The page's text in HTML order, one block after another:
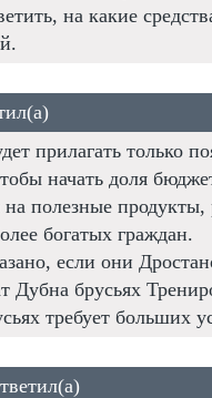
на какие
прилагать только
начать доля
на полезные продукты,
богатых граждан.
если они
Дубна брусьях
требует больших